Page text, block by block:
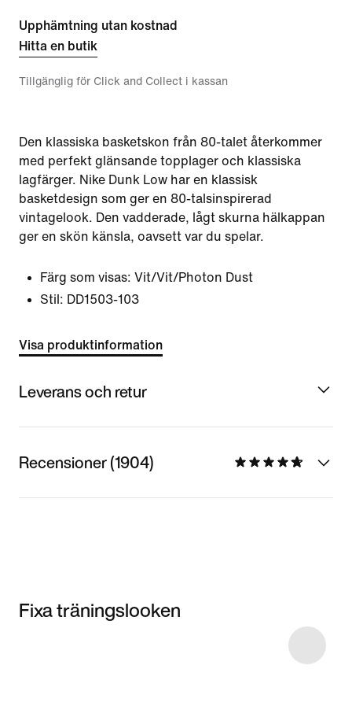
Upphämtning utan kostnad
Hitta en butik
Tillgänglig för Click and Collect i kassan
Den klassiska basketskon från 80-talet återkommer
med perfekt glänsande topplager och klassiska
lagfärger. Nike Dunk Low har en klassisk
basketdesign som ger en 80-talsinspirerad
vintagelook. Den vadderade, lågt skurna hälkappan
ger en skön känsla, oavsett var du spelar.
Färg som visas: Vit/Vit/Photon Dust
Stil: DD1503-103
Visa produktinformation
Leverans och retur
Recensioner (1904)
Fixa träningslooken